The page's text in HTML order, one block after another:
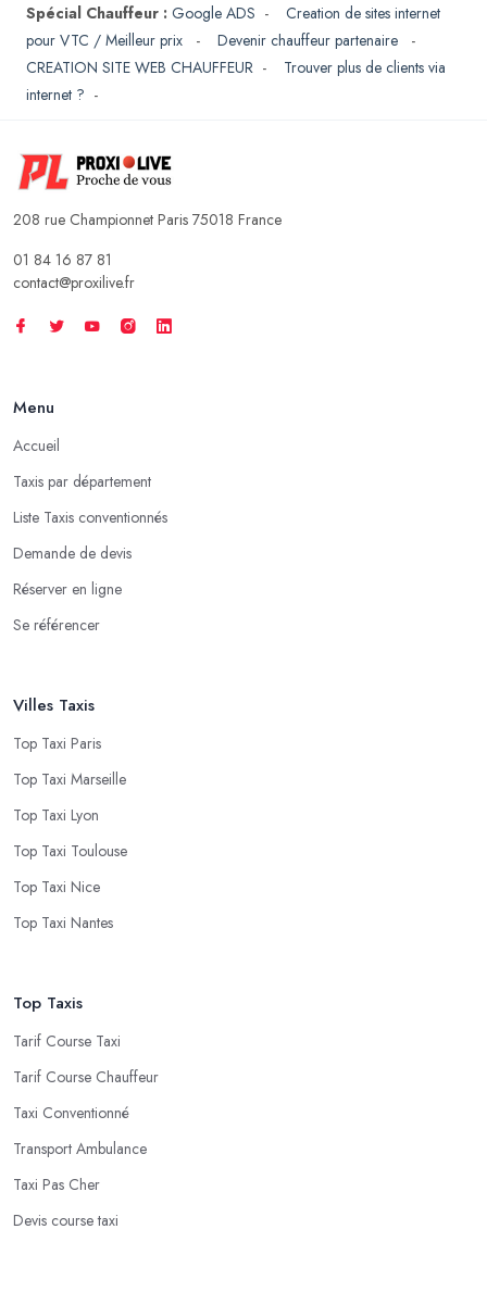
Spécial Chauffeur : Google ADS - Creation de sites internet
pour VTC / Meilleur prix
- Devenir chauffeur partenaire
-
CREATION SITE WEB CHAUFFEUR - Trouver plus de clients via
internet ? -
208 rue Championnet Paris 75018 France
01 84 16 87 81
contact@proxilive.fr
Menu
Accueil
Taxis par département
Liste Taxis conventionnés
Demande de devis
Réserver en ligne
Se référencer
Villes Taxis
Top Taxi Paris
Top Taxi Marseille
Top Taxi Lyon
Top Taxi Toulouse
Top Taxi Nice
Top Taxi Nantes
Top Taxis
Tarif Course Taxi
Tarif Course Chauffeur
Taxi Conventionné
Transport Ambulance
Taxi Pas Cher
Devis course taxi